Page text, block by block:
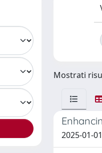
Mostrati
2025-01-